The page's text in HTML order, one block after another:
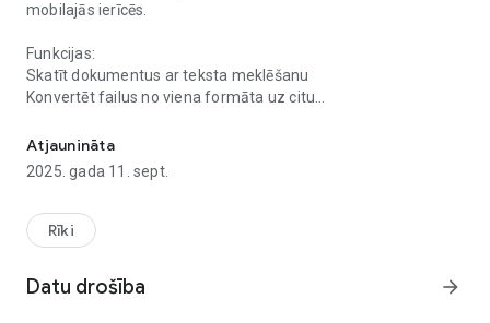
mobilajās ierīcēs.
Funkcijas:
Skatīt dokumentus ar teksta meklēšanu
Konvertēt failus no viena formāta uz citu
Sadalīt dokumentus daļās
Strādāt bezsaistē
Biroja dokumenti: PDF, DOCX, DOC, RTF, ODT, XPS
E-grāmatas: EPUB, MOBI, AZW3
Atjaunināta
2025. gada 11. sept.
Rīki
Datu drošība arrow_forward